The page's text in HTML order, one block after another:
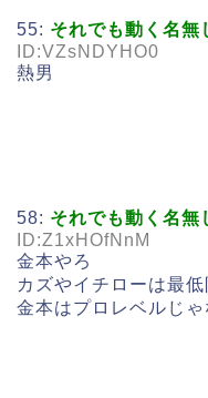
55: それでも動く名無
ID:VZsNDYHO0
熱男
58: それでも動く名無
ID:Z1xHOfNnM
金本やろ
カズやイチローは最
金本はプロレベルじ